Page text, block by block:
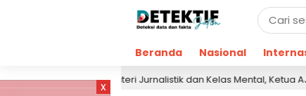
Beranda Nasional
x
Berikan Materi Jurnalistik dan Kelas Mental, Ketua AJP Bakar